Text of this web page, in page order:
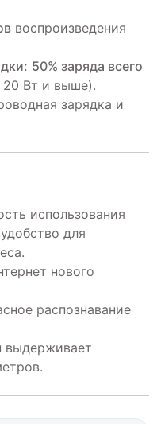
воспроизведения
50% заряда всего
20 Вт и выше).
зарядка и
использования
для
нового
распознавание